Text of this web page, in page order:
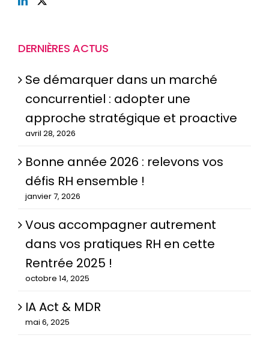
DERNIÈRES ACTUS
Se démarquer dans un marché
concurrentiel : adopter une
approche stratégique et proactive
avril 28, 2026
Bonne année 2026 : relevons vos
défis RH ensemble !
janvier 7, 2026
Vous accompagner autrement
dans vos pratiques RH en cette
Rentrée 2025 !
octobre 14, 2025
IA Act & MDR
mai 6, 2025